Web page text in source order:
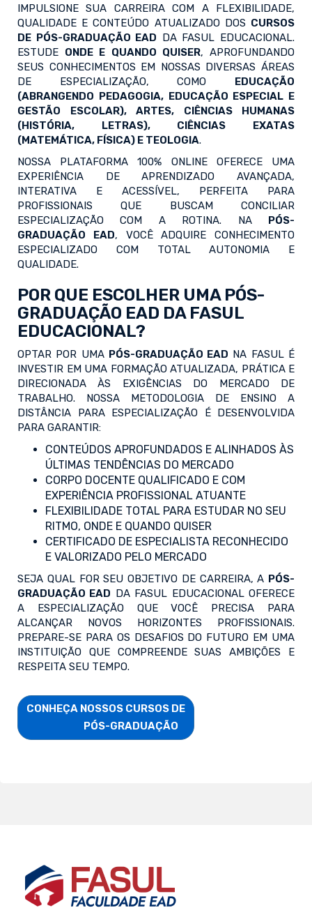
IMPULSIONE SUA CARREIRA COM A FLEXIBILIDADE,
QUALIDADE E CONTEÚDO ATUALIZADO DOS CURSOS
DE PÓS-GRADUAÇÃO EAD DA FASUL EDUCACIONAL.
ESTUDE ONDE E QUANDO QUISER, APROFUNDANDO
SEUS CONHECIMENTOS EM NOSSAS DIVERSAS ÁREAS
DE ESPECIALIZAÇÃO, COMO EDUCAÇÃO
(ABRANGENDO PEDAGOGIA, EDUCAÇÃO ESPECIAL E
GESTÃO ESCOLAR), ARTES, CIÊNCIAS HUMANAS
(HISTÓRIA, LETRAS), CIÊNCIAS EXATAS
(MATEMÁTICA, FÍSICA) E TEOLOGIA.
NOSSA PLATAFORMA 100% ONLINE OFERECE UMA
EXPERIÊNCIA DE APRENDIZADO AVANÇADA,
INTERATIVA E ACESSÍVEL, PERFEITA PARA
PROFISSIONAIS QUE BUSCAM CONCILIAR
ESPECIALIZAÇÃO COM A ROTINA. NA PÓS-
GRADUAÇÃO EAD, VOCÊ ADQUIRE CONHECIMENTO
ESPECIALIZADO COM TOTAL AUTONOMIA E
QUALIDADE.
POR QUE ESCOLHER UMA PÓS-
GRADUAÇÃO EAD DA FASUL
EDUCACIONAL?
OPTAR POR UMA PÓS-GRADUAÇÃO EAD NA FASUL É
INVESTIR EM UMA FORMAÇÃO ATUALIZADA, PRÁTICA E
DIRECIONADA ÀS EXIGÊNCIAS DO MERCADO DE
TRABALHO. NOSSA METODOLOGIA DE ENSINO A
DISTÂNCIA PARA ESPECIALIZAÇÃO É DESENVOLVIDA
PARA GARANTIR:
CONTEÚDOS APROFUNDADOS E ALINHADOS ÀS
ÚLTIMAS TENDÊNCIAS DO MERCADO
CORPO DOCENTE QUALIFICADO E COM
EXPERIÊNCIA PROFISSIONAL ATUANTE
FLEXIBILIDADE TOTAL PARA ESTUDAR NO SEU
RITMO, ONDE E QUANDO QUISER
CERTIFICADO DE ESPECIALISTA RECONHECIDO
E VALORIZADO PELO MERCADO
SEJA QUAL FOR SEU OBJETIVO DE CARREIRA, A PÓS-
GRADUAÇÃO EAD DA FASUL EDUCACIONAL OFERECE
A ESPECIALIZAÇÃO QUE VOCÊ PRECISA PARA
ALCANÇAR NOVOS HORIZONTES PROFISSIONAIS.
PREPARE-SE PARA OS DESAFIOS DO FUTURO EM UMA
INSTITUIÇÃO QUE COMPREENDE SUAS AMBIÇÕES E
RESPEITA SEU TEMPO.
CONHEÇA NOSSOS CURSOS DE
                        PÓS-GRADUAÇÃO